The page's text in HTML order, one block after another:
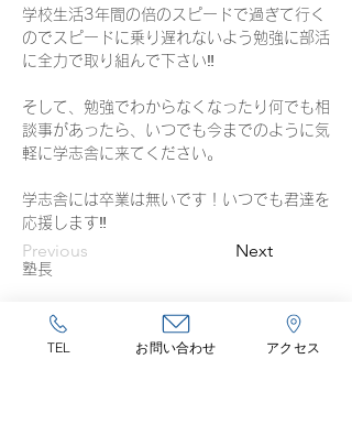
Previous Next
学校生活3年間の倍のスピードで過ぎて行く
のでスピードに乗り遅れないよう勉強に部活
に全力で取り組んで下さい‼️
そして、勉強でわからなくなったり何でも相
談事があったら、いつでも今までのように気
軽に学志舎に来てください。
学志舎には卒業は無いです！いつでも君達を
応援します‼️
塾長
TEL お問い合わせ アクセス